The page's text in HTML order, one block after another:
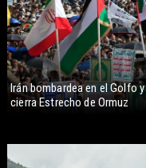
Irán bombardea en el Golfo y
cierra Estrecho de Ormuz